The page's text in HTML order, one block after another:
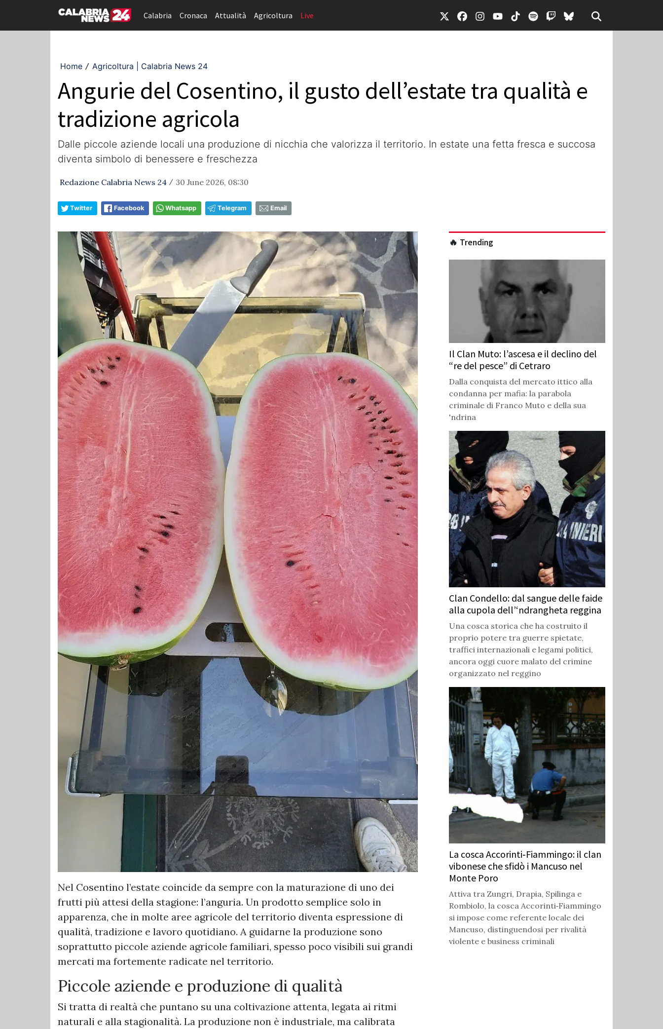
Calabria Cronaca Attualità Agricoltura Live
Home / Agricoltura | Calabria News 24
Angurie del Cosentino, il gusto dell’estate tra qualità e
tradizione agricola
Dalle piccole aziende locali una produzione di nicchia che valorizza il territorio. In estate una fetta fresca e succosa
diventa simbolo di benessere e freschezza
Redazione Calabria News 24 / 30 June 2026, 08:30
Twitter Facebook Whatsapp Telegram Email
Nel Cosentino l’estate coincide da sempre con la maturazione di uno dei
frutti più attesi della stagione: l’anguria. Un prodotto semplice solo in
apparenza, che in molte aree agricole del territorio diventa espressione di
qualità, tradizione e lavoro quotidiano. A guidarne la produzione sono
soprattutto piccole aziende agricole familiari, spesso poco visibili sui grandi
mercati ma fortemente radicate nel territorio.
Piccole aziende e produzione di qualità
Si tratta di realtà che puntano su una coltivazione attenta, legata ai ritmi
naturali e alla stagionalità. La produzione non è industriale, ma calibrata
🔥 Trending
Il Clan Muto: l’ascesa e il declino del
“re del pesce” di Cetraro
Dalla conquista del mercato ittico alla
condanna per mafia: la parabola
criminale di Franco Muto e della sua
'ndrina
Clan Condello: dal sangue delle faide
alla cupola dell’‘ndrangheta reggina
Una cosca storica che ha costruito il
proprio potere tra guerre spietate,
traffici internazionali e legami politici,
ancora oggi cuore malato del crimine
organizzato nel reggino
La cosca Accorinti‑Fiammingo: il clan
vibonese che sfidò i Mancuso nel
Monte Poro
Attiva tra Zungri, Drapia, Spilinga e
Rombiolo, la cosca Accorinti‑Fiammingo
si impose come referente locale dei
Mancuso, distinguendosi per rivalità
violente e business criminali